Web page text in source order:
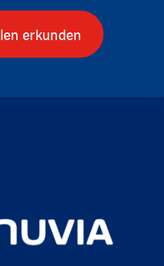
erkunden